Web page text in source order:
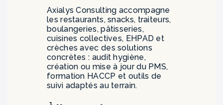
Axialys Consulting accompagne
les restaurants, snacks, traiteurs,
boulangeries, pâtisseries,
cuisines collectives, EHPAD et
crèches avec des solutions
concrètes : audit hygiène,
création ou mise à jour du PMS,
formation HACCP et outils de
suivi adaptés au terrain.